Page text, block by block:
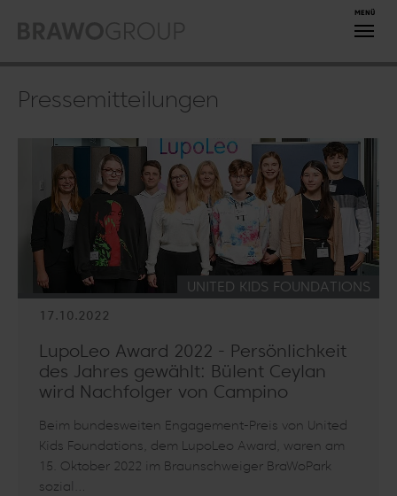
Pressemitteilungen
KATEGORIE:
UNITED KIDS FOUNDATIONS
17.10.2022
LupoLeo Award 2022 - Persönlichkeit
des Jahres gewählt: Bülent Ceylan
wird Nachfolger von Campino
Beim bundesweiten Engagement-Preis von United
Kids Foundations, dem LupoLeo Award, waren am
15. Oktober 2022 im Braunschweiger BraWoPark
sozial…